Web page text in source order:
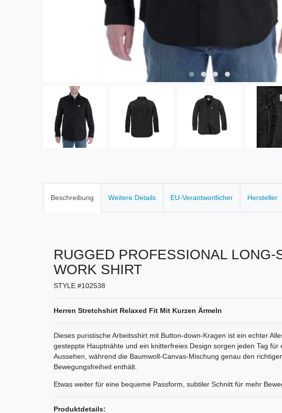
Beschreibung Weitere Details EU-Verantwortlicher Hersteller
RUGGED PROFESSIONAL LONG-
WORK SHIRT
STYLE #102538
Herren Stretchshirt Relaxed Fit Mit Kurzen Ärmeln
Dieses puristische Arbeitsshirt mit Button-down-Kragen ist ein echter
gesteppte Hauptnähte und ein knitterfreies Design sorgen jeden Tag für
Aussehen, während die Baumwoll-Canvas-Mischung genau den
Bewegungsfreiheit enthält.
Etwas weiter für eine bequeme Passform, subtiler Schnitt für mehr
Produktdetails: